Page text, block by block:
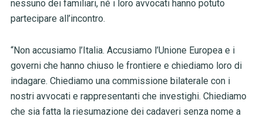
nessuno dei familiari, né i loro avvocati hanno potuto
partecipare all’incontro.
“Non accusiamo l’Italia. Accusiamo l’Unione Europea e i
governi che hanno chiuso le frontiere e chiediamo loro di
indagare. Chiediamo una commissione bilaterale con i
nostri avvocati e rappresentanti che investighi. Chiediamo
che sia fatta la riesumazione dei cadaveri senza nome a